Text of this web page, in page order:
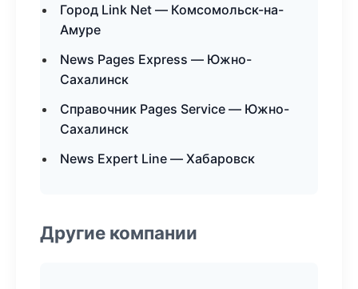
Город Link Net — Комсомольск-на-
Амуре
News Pages Express — Южно-
Сахалинск
Справочник Pages Service — Южно-
Сахалинск
News Expert Line — Хабаровск
Другие компании